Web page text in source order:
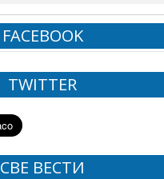
FACEBOOK
TWITTER
СВЕ ВЕСТИ